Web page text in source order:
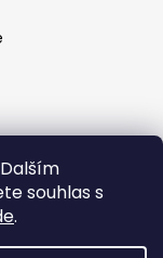
souhlas s
.